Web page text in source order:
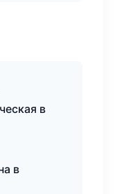
в
в